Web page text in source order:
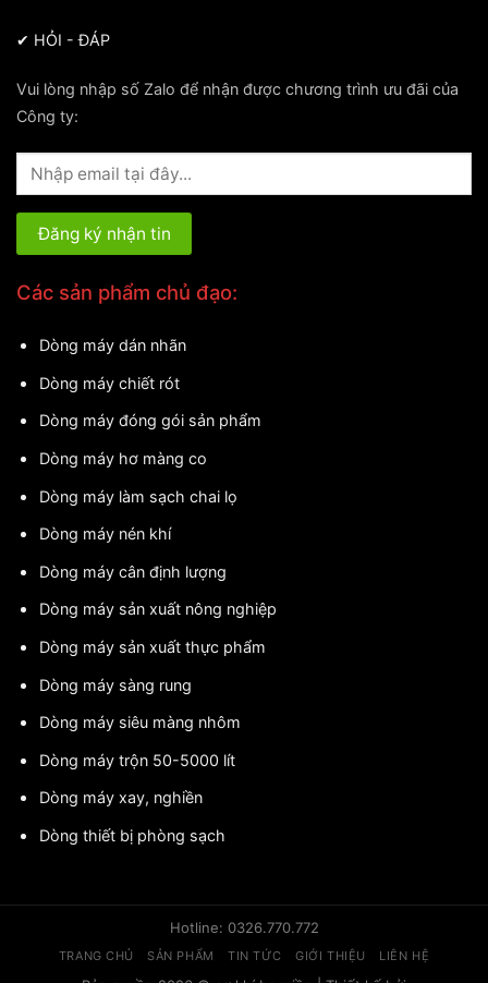
✔ HỎI - ĐÁP
Vui lòng nhập số Zalo để nhận được chương trình ưu đãi của
Công ty:
Các sản phẩm chủ đạo:
Dòng máy dán nhãn
Dòng máy chiết rót
Dòng máy đóng gói sản phẩm
Dòng máy hơ màng co
Dòng máy làm sạch chai lọ
Dòng máy nén khí
Dòng máy cân định lượng
Dòng máy sản xuất nông nghiệp
Dòng máy sản xuất thực phẩm
Dòng máy sàng rung
Dòng máy siêu màng nhôm
Dòng máy trộn 50-5000 lít
Dòng máy xay, nghiền
Dòng thiết bị phòng sạch
Hotline: 0326.770.772
TRANG CHỦ SẢN PHẨM TIN TỨC GIỚI THIỆU LIÊN HỆ